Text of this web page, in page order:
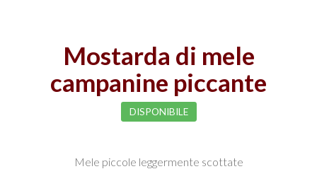
Mostarda di mele
campanine piccante
DISPONIBILE
Mele piccole leggermente scottate